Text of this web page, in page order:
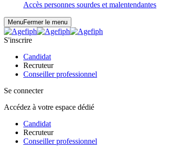
Accès personnes sourdes et malentendantes
MenuFermer le menu
S'inscrire
Candidat
Recruteur
Conseiller professionnel
Se connecter
Accédez à votre espace dédié
Candidat
Recruteur
Conseiller professionnel